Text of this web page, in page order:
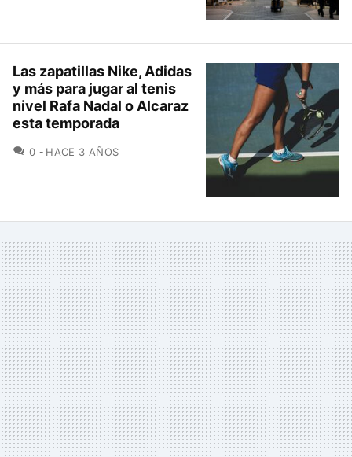
Las zapatillas Nike, Adidas
y más para jugar al tenis
nivel Rafa Nadal o Alcaraz
esta temporada
0 COMENTARIOS
HACE 3 AÑOS